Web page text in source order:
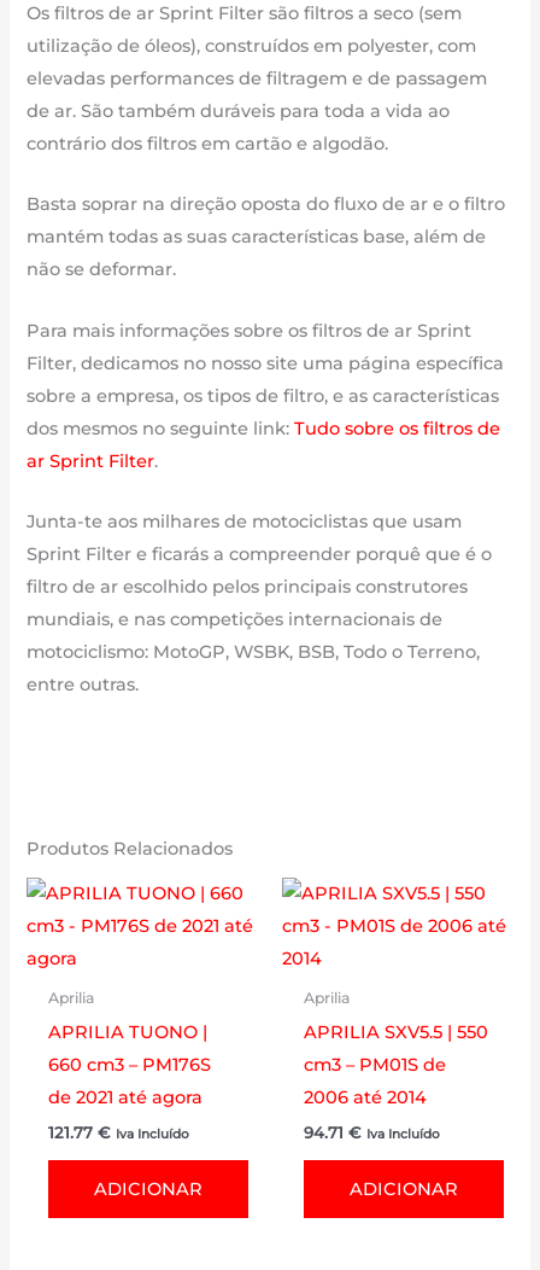
Os filtros de ar Sprint Filter são filtros a seco (sem
utilização de óleos), construídos em polyester, com
elevadas performances de filtragem e de passagem
de ar. São também duráveis para toda a vida ao
contrário dos filtros em cartão e algodão.
Basta soprar na direção oposta do fluxo de ar e o filtro
mantém todas as suas características base, além de
não se deformar.
Para mais informações sobre os filtros de ar Sprint
Filter, dedicamos no nosso site uma página específica
sobre a empresa, os tipos de filtro, e as características
dos mesmos no seguinte link:Tudo sobre os filtros de
ar Sprint Filter.
Junta-te aos milhares de motociclistas que usam
Sprint Filter e ficarás a compreender porquê que é o
filtro de ar escolhido pelos principais construtores
mundiais, e nas competições internacionais de
motociclismo: MotoGP, WSBK, BSB, Todo o Terreno,
entre outras.
Produtos Relacionados
Aprilia
APRILIA TUONO |
660 cm3 – PM176S
de 2021 até agora
121.77 € Iva Incluído
ADICIONAR
Aprilia
APRILIA SXV5.5 | 550
cm3 – PM01S de
2006 até 2014
94.71 € Iva Incluído
ADICIONAR